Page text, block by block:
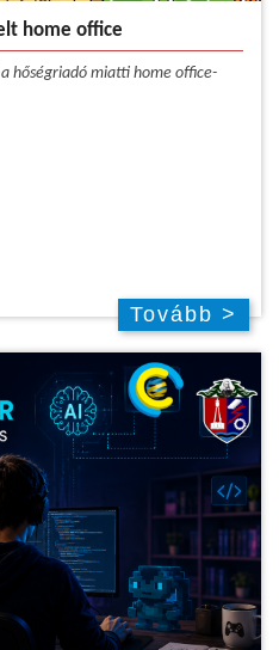
home office
hőségriadó miatti home office-
Tovább >